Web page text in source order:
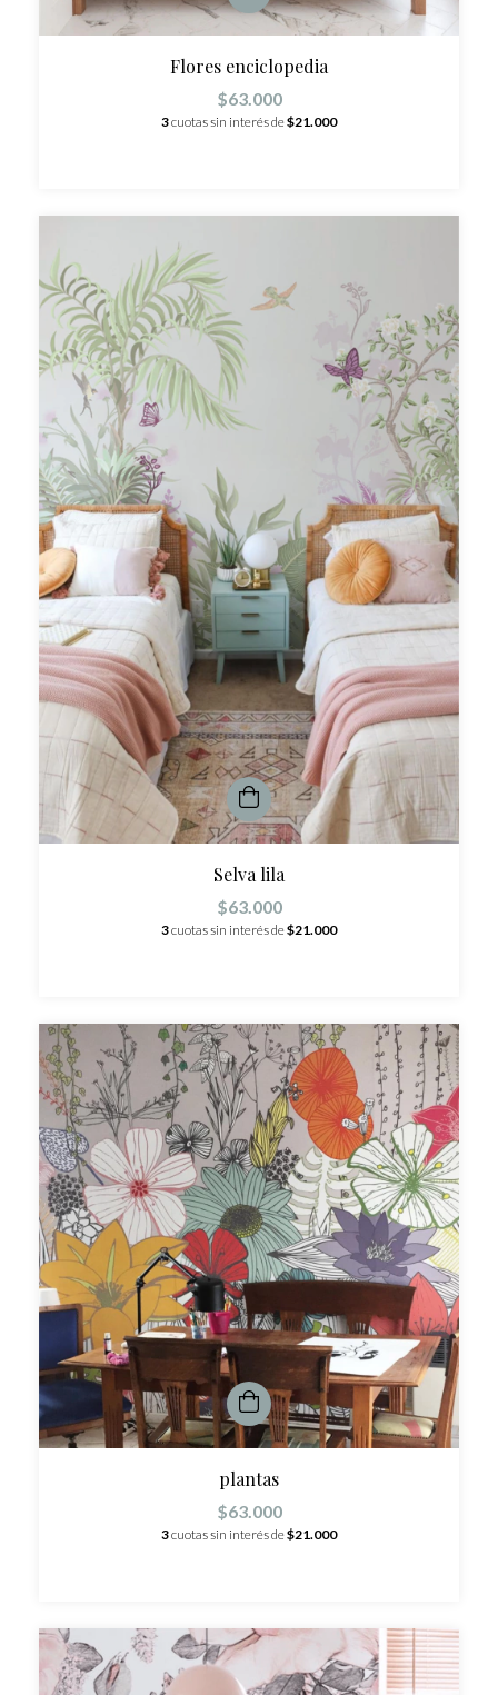
Flores enciclopedia
$63.000
3cuotas sin interés de$21.000
Selva lila
$63.000
3cuotas sin interés de$21.000
plantas
$63.000
3cuotas sin interés de$21.000